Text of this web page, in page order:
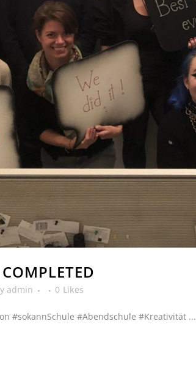
admin 0 Likes
#sokannSchule #Abendschule #Kreativität ...